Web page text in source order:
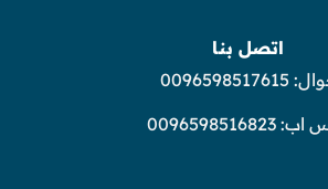
اتصل بنا
0096598517615
اب:0096598516823